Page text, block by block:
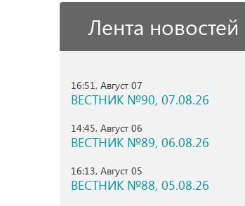
Лента новостей
16:51, Август 07
ВЕСТНИК №90, 07.08.26
14:45, Август 06
ВЕСТНИК №89, 06.08.26
16:13, Август 05
ВЕСТНИК №88, 05.08.26